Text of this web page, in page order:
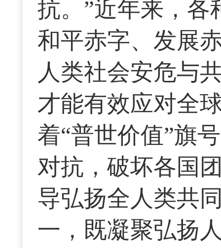
抗。”近年来，各
和平赤字、发展
人类社会安危与
才能有效应对全
着“普世价值”旗
对抗，破坏各国
导弘扬全人类共
一，既凝聚弘扬